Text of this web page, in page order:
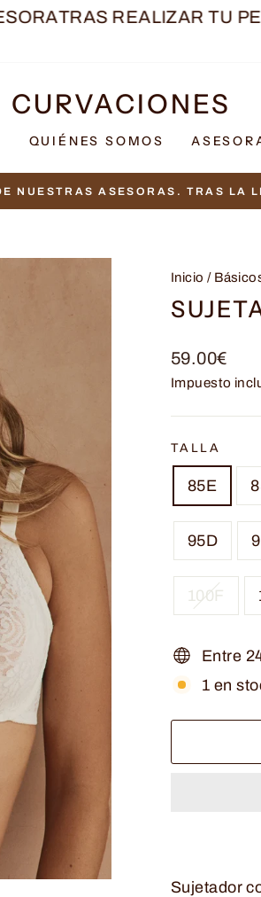
REALIZAR TU
CURVACIONES
QUIÉNES SOMOS
NUESTRAS ASESORAS. TRAS LA
Inicio /
Precio
habitual
59.00€
Impuesto
TALLA
85E
95D
100F
Entre
1 en
Sujetador